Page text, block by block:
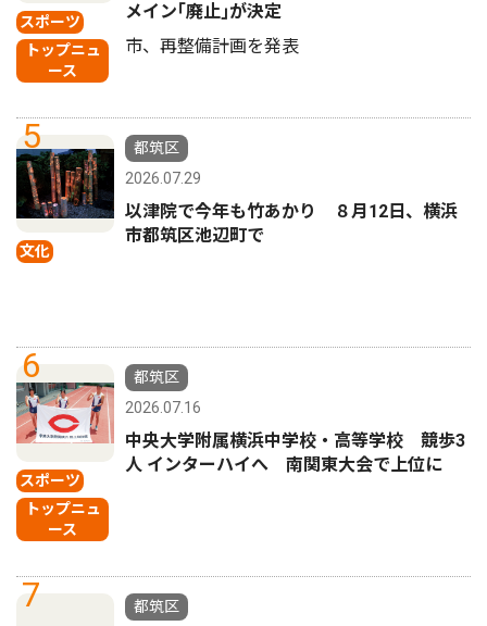
スポーツ
トップニュ
ース
メイン｢廃止｣が決定
市、再整備計画を発表
5
文化
都筑区
2026.07.29
以津院で今年も竹あかり ８月12日、横浜
市都筑区池辺町で
6
スポーツ
トップニュ
ース
都筑区
2026.07.16
中央大学附属横浜中学校・高等学校 競歩3
人 インターハイへ 南関東大会で上位に
7
都筑区